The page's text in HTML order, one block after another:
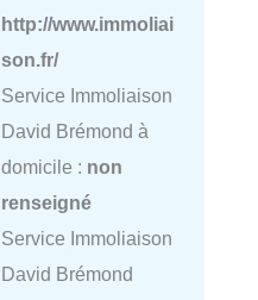
http://www.immoliai
son.fr/
Service Immoliaison
David Brémond à
domicile : non
renseigné
Service Immoliaison
David Brémond